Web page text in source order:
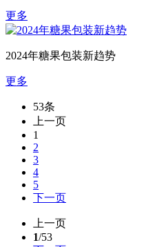
更多
2024年糖果包装新趋势
更多
53条
上一页
1
2
3
4
5
下一页
上一页
1/53